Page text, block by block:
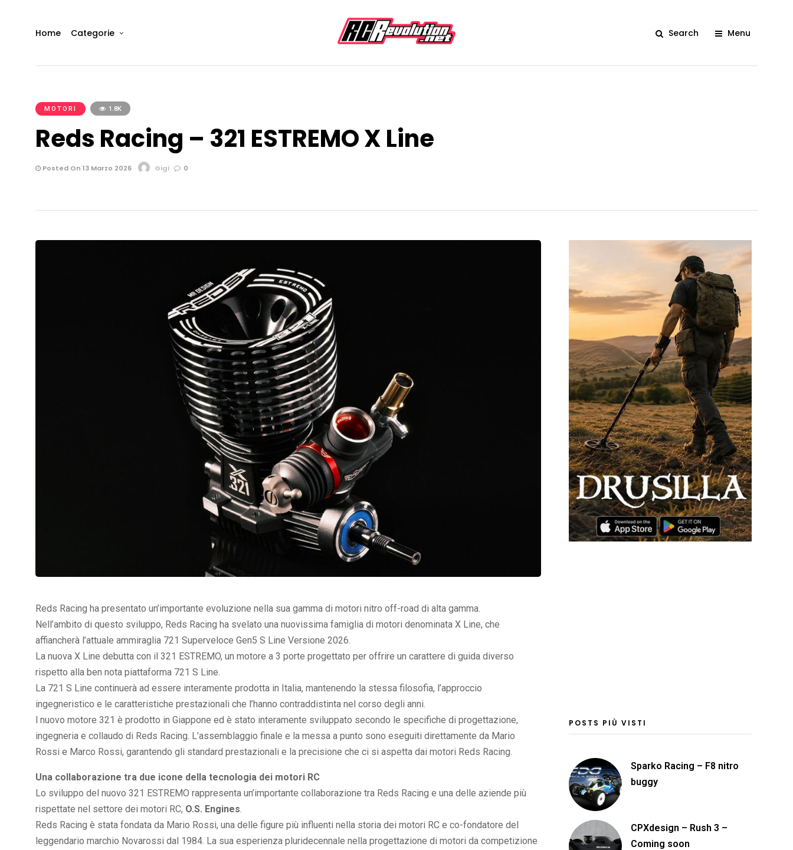
Home Categorie Search Menu
MOTORI 1.8K
Reds Racing – 321 ESTREMO X Line
Posted On 13 Marzo 2026 Gigi 0
Reds Racing ha presentato un’importante evoluzione nella sua gamma di motori nitro off-road di alta gamma.
Nell’ambito di questo sviluppo, Reds Racing ha svelato una nuovissima famiglia di motori denominata X Line, che
affiancherà l’attuale ammiraglia 721 Superveloce Gen5 S Line Versione 2026.
La nuova X Line debutta con il 321 ESTREMO, un motore a 3 porte progettato per offrire un carattere di guida diverso
rispetto alla ben nota piattaforma 721 S Line.
La 721 S Line continuerà ad essere interamente prodotta in Italia, mantenendo la stessa filosofia, l’approccio
ingegneristico e le caratteristiche prestazionali che l’hanno contraddistinta nel corso degli anni.
l nuovo motore 321 è prodotto in Giappone ed è stato interamente sviluppato secondo le specifiche di progettazione,
ingegneria e collaudo di Reds Racing. L’assemblaggio finale e la messa a punto sono eseguiti direttamente da Mario
Rossi e Marco Rossi, garantendo gli standard prestazionali e la precisione che ci si aspetta dai motori Reds Racing.
Una collaborazione tra due icone della tecnologia dei motori RC
Lo sviluppo del nuovo 321 ESTREMO rappresenta un’importante collaborazione tra Reds Racing e una delle aziende più
rispettate nel settore dei motori RC, O.S. Engines.
Reds Racing è stata fondata da Mario Rossi, una delle figure più influenti nella storia dei motori RC e co-fondatore del
leggendario marchio Novarossi dal 1984. La sua esperienza pluridecennale nella progettazione di motori da competizione
POSTS PIÙ VISTI
Sparko Racing – F8 nitro
buggy
CPXdesign – Rush 3 –
Coming soon